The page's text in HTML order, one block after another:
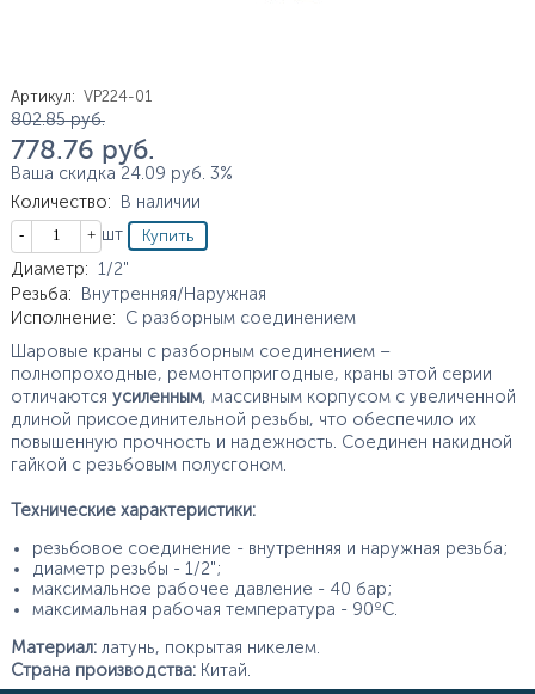
Артикул: VP224-01
Цена
802.85 руб.
778.76 руб.
Ваша скидка 24.09 руб. 3%
Количество:
В наличии
Кол-во
шт
Характеристики
Диаметр: 1/2"
Резьба:
Внутренняя/Наружная
Исполнение: С разборным соединением
Шаровые краны с разборным соединением –
полнопроходные, ремонтопригодные, краны этой серии
отличаются усиленным, массивным корпусом с увеличенной
длиной присоединительной резьбы, что обеспечило их
повышенную прочность и надежность. Соединен накидной
гайкой с резьбовым полусгоном.
Технические характеристики:
резьбовое соединение - внутренняя и наружная резьба;
диаметр резьбы - 1/2";
максимальное рабочее давление - 40 бар;
максимальная рабочая температура - 90ºС.
Материал:латунь, покрытая никелем.
Страна производства:Китай.